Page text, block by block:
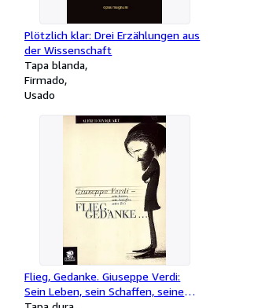
Plötzlich klar: Drei Erzählungen aus
der Wissenschaft
Tapa blanda
Firmado
Usado
Flieg, Gedanke. Giuseppe Verdi:
Sein Leben, sein Schaffen, seine